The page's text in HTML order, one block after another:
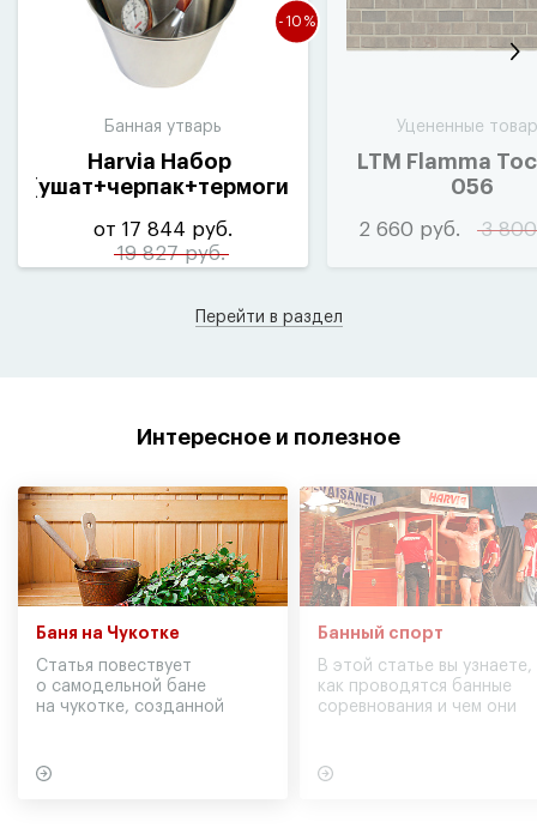
-10%
Банная утварь
Harvia Набор
(ушат+черпак+термогигрометр)
от 17 844 руб.
19 827 руб.
Уцененные
LTM Flamma
056
2 660 руб. 3
Перейти в раздел
Интересное и полезное
Баня на Чукотке
Статья повествует
о самодельной бане
на чукотке, созданной
Банный спорт
В этой статье вы узнаете,
как проводятся банные
соревнования и чем они